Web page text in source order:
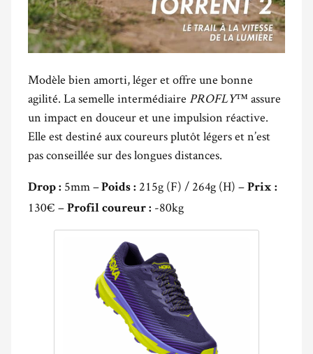
Modèle bien amorti, léger et offre une bonne
agilité. La semelle intermédiaire PROFLY™ assure
un impact en douceur et une impulsion réactive.
Elle est destiné aux coureurs plutôt légers et n’est
pas conseillée sur des longues distances.
Drop : 5mm –Poids : 215g (F) / 264g (H) – Prix :
130€ – Profil coureur : -80kg